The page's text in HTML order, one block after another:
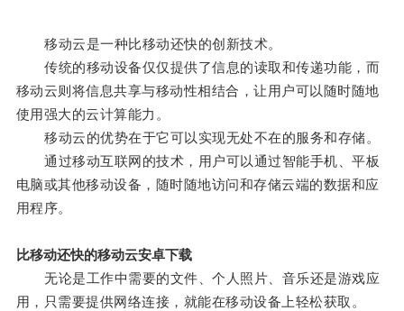
移动云是一种比移动还快的创新技术。
传统的移动设备仅仅提供了信息的读取和传递功能，而
移动云则将信息共享与移动性相结合，让用户可以随时随地
使用强大的云计算能力。
移动云的优势在于它可以实现无处不在的服务和存储。
通过移动互联网的技术，用户可以通过智能手机、平板
电脑或其他移动设备，随时随地访问和存储云端的数据和应
用程序。
比移动还快的移动云安卓下载
无论是工作中需要的文件、个人照片、音乐还是游戏应
用，只需要提供网络连接，就能在移动设备上轻松获取。